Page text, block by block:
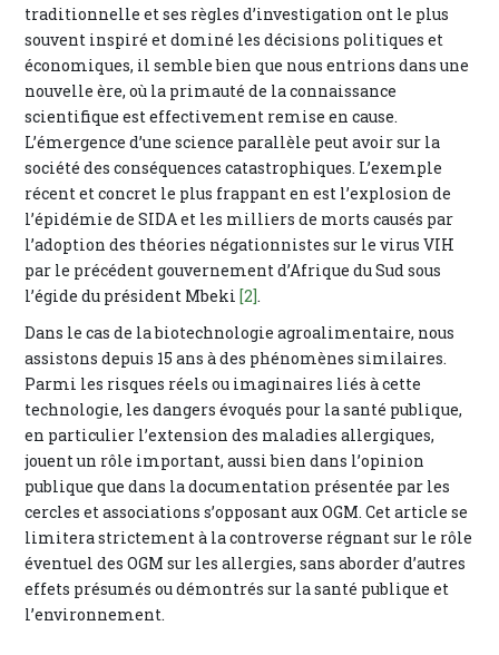
traditionnelle et ses règles d’investigation ont le plus
souvent inspiré et dominé les décisions politiques et
économiques, il semble bien que nous entrions dans une
nouvelle ère, où la primauté de la connaissance
scientifique est effectivement remise en cause.
L’émergence d’une science parallèle peut avoir sur la
société des conséquences catastrophiques. L’exemple
récent et concret le plus frappant en est l’explosion de
l’épidémie de SIDA et les milliers de morts causés par
l’adoption des théories négationnistes sur le virus VIH
par le précédent gouvernement d’Afrique du Sud sous
l’égide du président Mbeki[2].
Dans le cas de la biotechnologie agroalimentaire, nous
assistons depuis 15 ans à des phénomènes similaires.
Parmi les risques réels ou imaginaires liés à cette
technologie, les dangers évoqués pour la santé publique,
en particulier l’extension des maladies allergiques,
jouent un rôle important, aussi bien dans l’opinion
publique que dans la documentation présentée par les
cercles et associations s’opposant aux OGM. Cet article se
limitera strictement à la controverse régnant sur le rôle
éventuel des OGM sur les allergies, sans aborder d’autres
effets présumés ou démontrés sur la santé publique et
l’environnement.